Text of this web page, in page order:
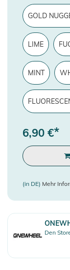
GOLD
LIME
MINT
6,90 €*
(in DE) Mehr
Den